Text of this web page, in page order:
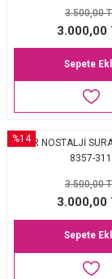
3.500,00
3.000,00
Sepete
%14
AKER NOSTALJİ
8357-311
3.500,00
3.000,00
Sepete